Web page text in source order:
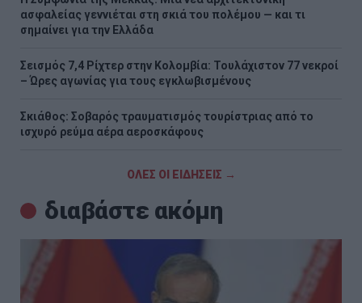
ασφαλείας γεννιέται στη σκιά του πολέμου — και τι
σημαίνει για την Ελλάδα
Σεισμός 7,4 Ρίχτερ στην Κολομβία: Τουλάχιστον 77 νεκροί
– Ώρες αγωνίας για τους εγκλωβισμένους
Σκιάθος: Σοβαρός τραυματισμός τουρίστριας από το
ισχυρό ρεύμα αέρα αεροσκάφους
ΟΛΕΣ ΟΙ ΕΙΔΗΣΕΙΣ →
διαβάστε ακόμη